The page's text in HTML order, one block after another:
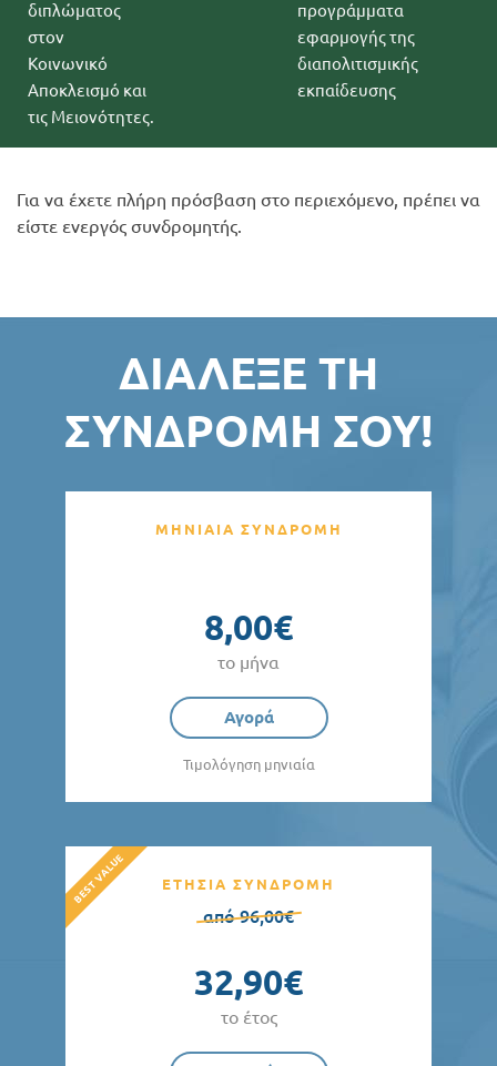
διπλώματος
στον
Κοινωνικό
Αποκλεισμό και
τις Μειονότητες.
προγράμματα
εφαρμογής της
διαπολιτισμικής
εκπαίδευσης
Για να έχετε πλήρη πρόσβαση στο περιεχόμενο, πρέπει να
είστε ενεργός συνδρομητής.
ΔΙΆΛΕΞΕ ΤΗ
ΣΥΝΔΡΟΜΉ ΣΟΥ!
ΜΗΝΙΑΙΑ ΣΥΝΔΡΟΜΗ
8,00€
το μήνα
Αγορά
Τιμολόγηση μηνιαία
ΕΤΗΣΙΑ ΣΥΝΔΡΟΜΗ
από 96,00€
32,90€
το έτος